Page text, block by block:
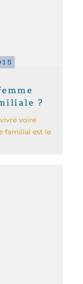
?
voire
familial est le